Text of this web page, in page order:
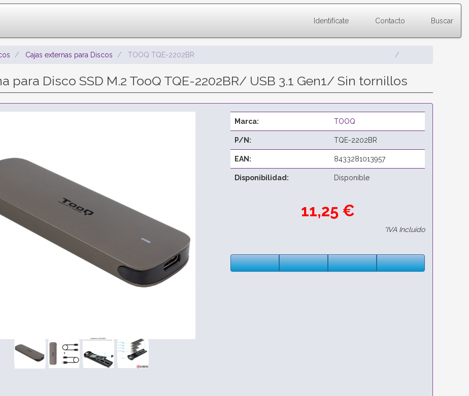
Identifícate Contacto Buscar
Cajas externas para Discos TOOQ TQE-2202BR
para Disco SSD M.2 TooQ TQE-2202BR/ USB 3.1 Gen1/ Sin tornillos
Marca: TOOQ
P/N: TQE-2202BR
EAN: 8433281013957
Disponibilidad: Disponible
11,25 €
*IVA Incluido